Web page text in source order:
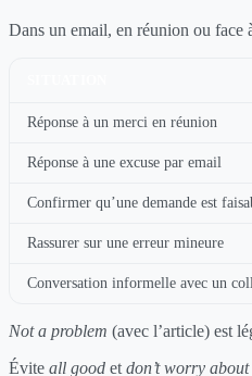
Dans un email, en réunion ou face
Réponse à un merci en réunion
Réponse à une excuse par email
Confirmer qu’une demande est
Rassurer sur une erreur mineure
Conversation informelle avec un
Not a problem (avec l’article) est
Évite all good et don’t worry